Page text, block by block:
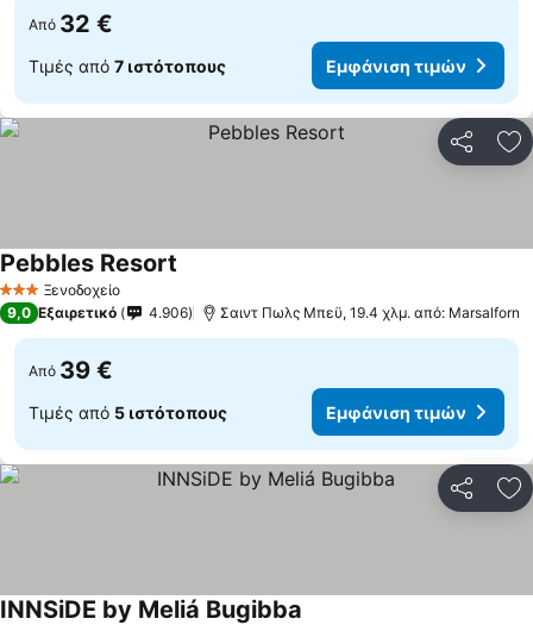
Από 32 €
Τιμές από 7 ιστότοπους Εμφάνιση τιμών
3 ΑστέριαΞενοδοχείο
Pebbles Resort
9,0 Εξαιρετικό 4.906 Σαιντ Πωλς Μπεϋ, 19.4 χλμ. από: Marsalforn
Από 39 €
Τιμές από 5 ιστότοπους Εμφάνιση τιμών
INNSiDE by Meliá Bugibba